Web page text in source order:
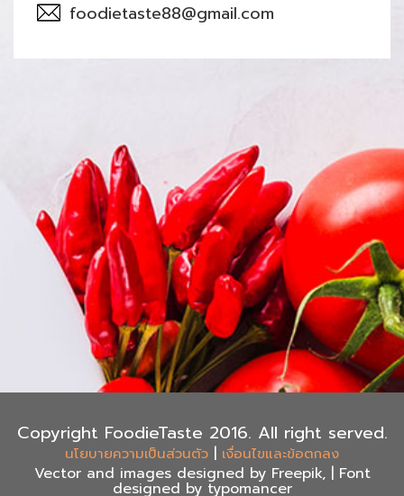
foodietaste88@gmail.com
Copyright FoodieTaste 2016. All right served.
นโยบายความเป็นส่วนตัว | เงื่อนไขและข้อตกลง
Vector and images designed by Freepik, | Font
designed by typomancer